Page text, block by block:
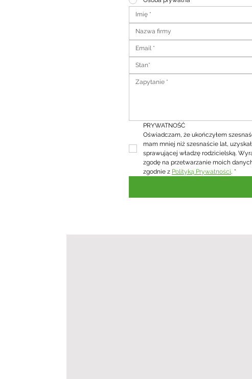
Stan*
PRYWATNOŚĆ
Oświadczam, że ukończyłem
mam mniej niż szesnaście lat,
sprawującej władzę rodzicielską.
zgodę na przetwarzanie moich
zgodnie z Polityką Prywatności. *